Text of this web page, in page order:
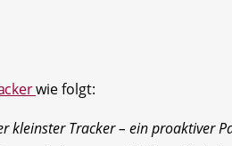
wie folgt:
kleinster Tracker – ein proaktiver